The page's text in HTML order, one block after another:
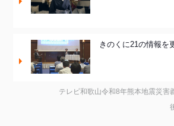
きのくに21の情報を
ちゃぶ台おかわりの
テレビ和歌山令和8年熊本地震災害